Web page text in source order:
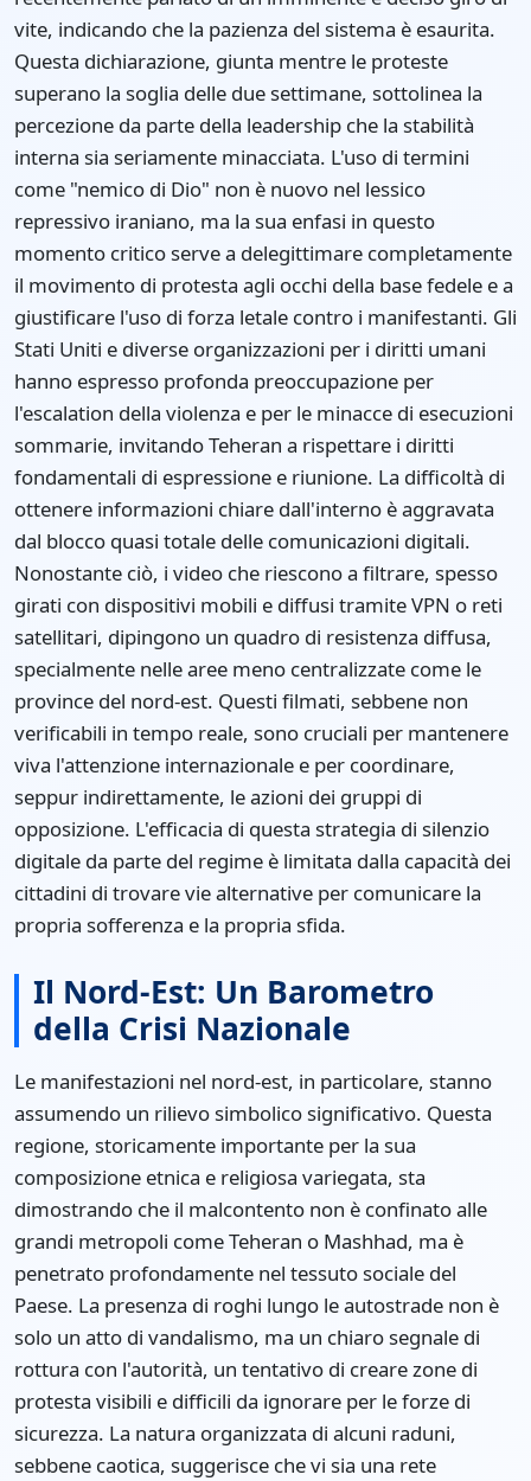
vite, indicando che la pazienza del sistema è esaurita.
Questa dichiarazione, giunta mentre le proteste
superano la soglia delle due settimane, sottolinea la
percezione da parte della leadership che la stabilità
interna sia seriamente minacciata. L'uso di termini
come "nemico di Dio" non è nuovo nel lessico
repressivo iraniano, ma la sua enfasi in questo
momento critico serve a delegittimare completamente
il movimento di protesta agli occhi della base fedele e a
giustificare l'uso di forza letale contro i manifestanti. Gli
Stati Uniti e diverse organizzazioni per i diritti umani
hanno espresso profonda preoccupazione per
l'escalation della violenza e per le minacce di esecuzioni
sommarie, invitando Teheran a rispettare i diritti
fondamentali di espressione e riunione. La difficoltà di
ottenere informazioni chiare dall'interno è aggravata
dal blocco quasi totale delle comunicazioni digitali.
Nonostante ciò, i video che riescono a filtrare, spesso
girati con dispositivi mobili e diffusi tramite VPN o reti
satellitari, dipingono un quadro di resistenza diffusa,
specialmente nelle aree meno centralizzate come le
province del nord-est. Questi filmati, sebbene non
verificabili in tempo reale, sono cruciali per mantenere
viva l'attenzione internazionale e per coordinare,
seppur indirettamente, le azioni dei gruppi di
opposizione. L'efficacia di questa strategia di silenzio
digitale da parte del regime è limitata dalla capacità dei
cittadini di trovare vie alternative per comunicare la
propria sofferenza e la propria sfida.
Il Nord-Est: Un Barometro
della Crisi Nazionale
Le manifestazioni nel nord-est, in particolare, stanno
assumendo un rilievo simbolico significativo. Questa
regione, storicamente importante per la sua
composizione etnica e religiosa variegata, sta
dimostrando che il malcontento non è confinato alle
grandi metropoli come Teheran o Mashhad, ma è
penetrato profondamente nel tessuto sociale del
Paese. La presenza di roghi lungo le autostrade non è
solo un atto di vandalismo, ma un chiaro segnale di
rottura con l'autorità, un tentativo di creare zone di
protesta visibili e difficili da ignorare per le forze di
sicurezza. La natura organizzata di alcuni raduni,
sebbene caotica, suggerisce che vi sia una rete